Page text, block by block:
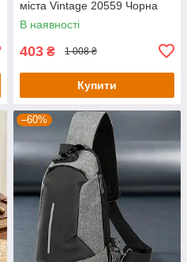
міста Vintage 20559 Чорна
В наявності
403 ₴ 1 008 ₴
Купити
–60%